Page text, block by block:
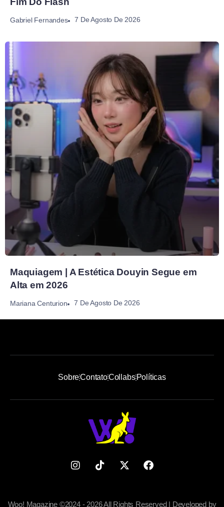
Gabriel Fernandes 7 De Agosto De 2026
Maquiagem | A Estética Douyin Segue em
Alta em 2026
Mariana Centurion 7 De Agosto De 2026
SobreContatoCollabsPolíticas
Woo! Magazine ©2024 - 2026 All Rights Reserved | Developed by